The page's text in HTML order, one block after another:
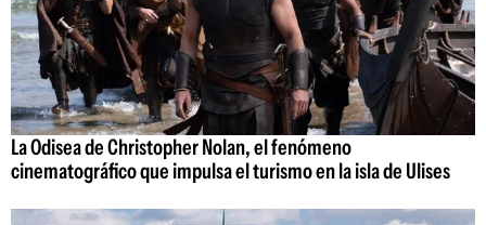
La Odisea de Christopher Nolan, el fenómeno
cinematográfico que impulsa el turismo en la isla de Ulises